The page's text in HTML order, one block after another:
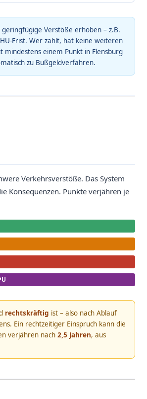
Verstöße erhoben – z.B.
Frist. Wer zahlt, hat keine weiteren
einem Punkt in Flensburg
zu Bußgeldverfahren.
Verkehrsverstöße. Das System
Konsequenzen. Punkte verjähren je
rechtskräftig ist – also nach Ablauf
Ein rechtzeitiger Einspruch kann die
verjähren nach 2,5 Jahren, aus